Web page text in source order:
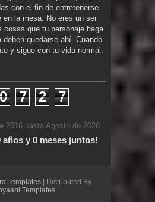
con el fin de entretenerse
en la mesa. No eres un ser
cosas que tu personaje haga
deben quedarse ahí. Cuando
y sigue con tu vida normal.
7 2 7
2016 hasta Agosto de 2026
años y 0 meses juntos!
Templates | Distributed By
Templates